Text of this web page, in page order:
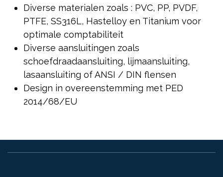
Diverse materialen zoals : PVC, PP, PVDF,
PTFE, SS316L, Hastelloy en Titanium voor
optimale comptabiliteit
Diverse aansluitingen zoals
schoefdraadaansluiting, lijmaansluiting,
lasaansluiting of ANSI / DIN flensen
Design in overeenstemming met PED
2014/68/EU